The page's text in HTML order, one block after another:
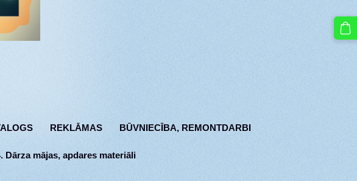
REKLĀMAS BŪVNIECĪBA, REMONTDARBI
Dārza mājas, apdares materiāli